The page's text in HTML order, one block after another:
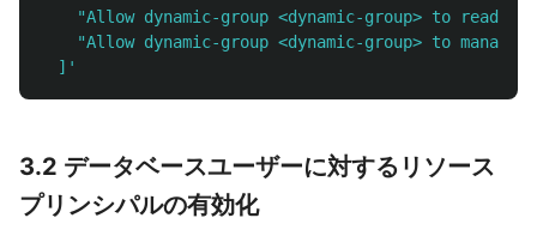
"Allow dynamic-group <dynamic-group> to read
"Allow dynamic-group <dynamic-group> to manage
  ]'
3.2 データベースユーザーに対するリソース
プリンシパルの有効化